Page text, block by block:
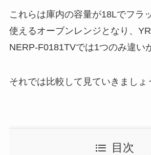
これらは庫内の容量が18Lでフラ
使えるオーブンレンジとなり、
NERP-F0181TVでは1つのみ違い
それでは比較して見ていきましょ
目次